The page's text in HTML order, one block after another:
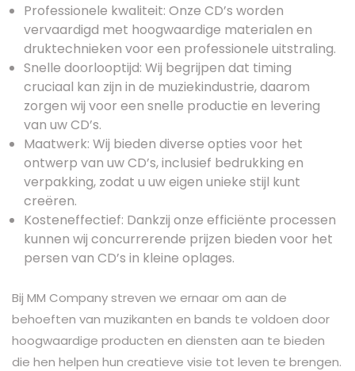
Professionele kwaliteit: Onze CD’s worden
vervaardigd met hoogwaardige materialen en
druktechnieken voor een professionele uitstraling.
Snelle doorlooptijd: Wij begrijpen dat timing
cruciaal kan zijn in de muziekindustrie, daarom
zorgen wij voor een snelle productie en levering
van uw CD’s.
Maatwerk: Wij bieden diverse opties voor het
ontwerp van uw CD’s, inclusief bedrukking en
verpakking, zodat u uw eigen unieke stijl kunt
creëren.
Kosteneffectief: Dankzij onze efficiënte processen
kunnen wij concurrerende prijzen bieden voor het
persen van CD’s in kleine oplages.
Bij MM Company streven we ernaar om aan de
behoeften van muzikanten en bands te voldoen door
hoogwaardige producten en diensten aan te bieden
die hen helpen hun creatieve visie tot leven te brengen.